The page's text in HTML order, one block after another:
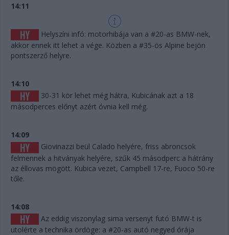
14:11
Helyszíni infó: motorhibája van a #20-as BMW-nek,
akkor ennek itt lehet a vége. Közben a #35-ös Alpine bejön
pontszerző helyre.
14:10
30-31 kör lehet még hátra, Kubicának azt a 18
másodperces előnyt azért óvnia kell még.
14:09
Giovinazzi beül Calado helyére, friss abroncsok
felmennek a hitványak helyére, szűk 45 másodperc a hátrány
az éllovas mögött. Kubica vezet, Campbell 17-re, Fuoco 50-re
tőle.
14:08
Az eddig viszonylag sima versenyt futó BMW-t is
utolérte a technika ördöge: a #20-as autó negyed órája